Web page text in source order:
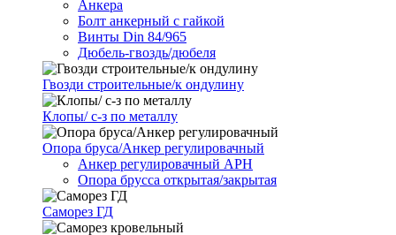
Анкера
Болт анкерный с гайкой
Винты Din 84/965
Дюбель-гвоздь/дюбеля
Гвозди строительные/к ондулину
Клопы/ с-з по металлу
Опора бруса/Анкер регулировачный
Анкер регулировачный АРН
Опора брусса открытая/закрытая
Саморез ГД